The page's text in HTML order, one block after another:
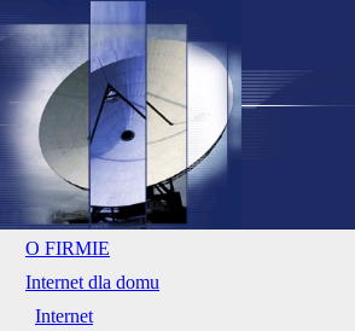
O FIRMIE
Internet dla domu
Internet